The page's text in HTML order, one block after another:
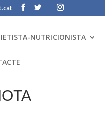
NUTRICIONISTA